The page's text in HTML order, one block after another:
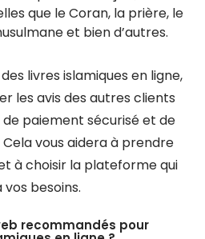
que le Coran, la prière, le
et bien d’autres.
livres islamiques en ligne,
les avis des autres clients
de paiement sécurisé et de
vous aidera à prendre
à choisir la plateforme qui
besoins.
recommandés pour